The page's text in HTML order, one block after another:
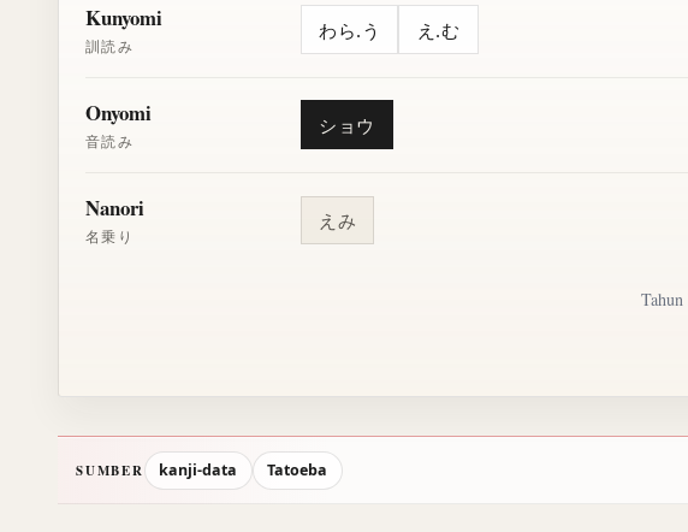
Kunyomi
訓読み
わら.う え.む
Onyomi
音読み
ショウ
Nanori
名乗り
えみ
SUMBER kanji-data Tatoeba